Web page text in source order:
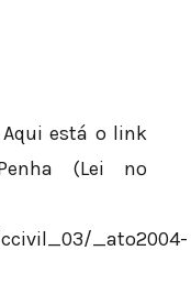
está o link
(Lei nº
_ato2004-